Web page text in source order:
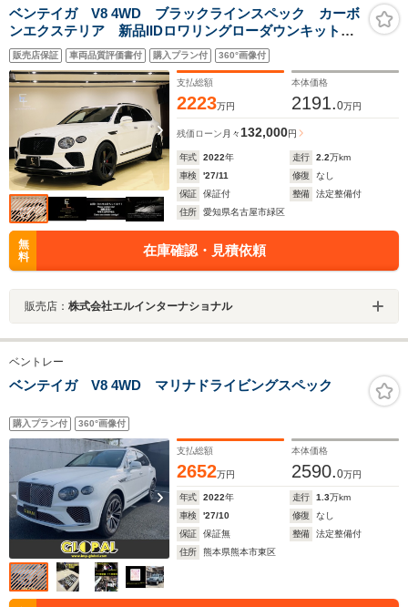
防止支援システム/シ
ート ハーフレザー/ヘ
ッドランプ LED/ETC
接続/ETC/EBD付ABS
ドランプ
LED/ETC/
ベンテイガ V8 4WD ブラックラインスペック カーボ
ンエクステリア 新品IIDロワリングローダウンキット
新品IIDワイドスペーサー 22インチマットブラック
AW 大型パノラマサンルーフ インテリアブラック&レ
ッド
販売店保証 車両品質評価書付 購入プラン付 360°画像付
支払総額
2223万円
本体価格
2191.0万円
残価ローン 月々 132,000円
年式 2022年 走行 2.2万km
車検
'27/11 修復
なし
保証
保証付 整備
法定整備付
住所
愛知県名古屋市緑区
無
料
在庫確認・見積依頼
販売店： 株式会社エルインターナショナル
ベントレー
ベンテイガ V8 4WD マリナドライビングスペック
購入プラン付 360°画像付
支払総額
2652万円
本体価格
2590.0万円
年式 2022年 走行 1.3万km
車検
'27/10 修復
なし
保証
保証無 整備
法定整備付
住所
熊本県熊本市東区